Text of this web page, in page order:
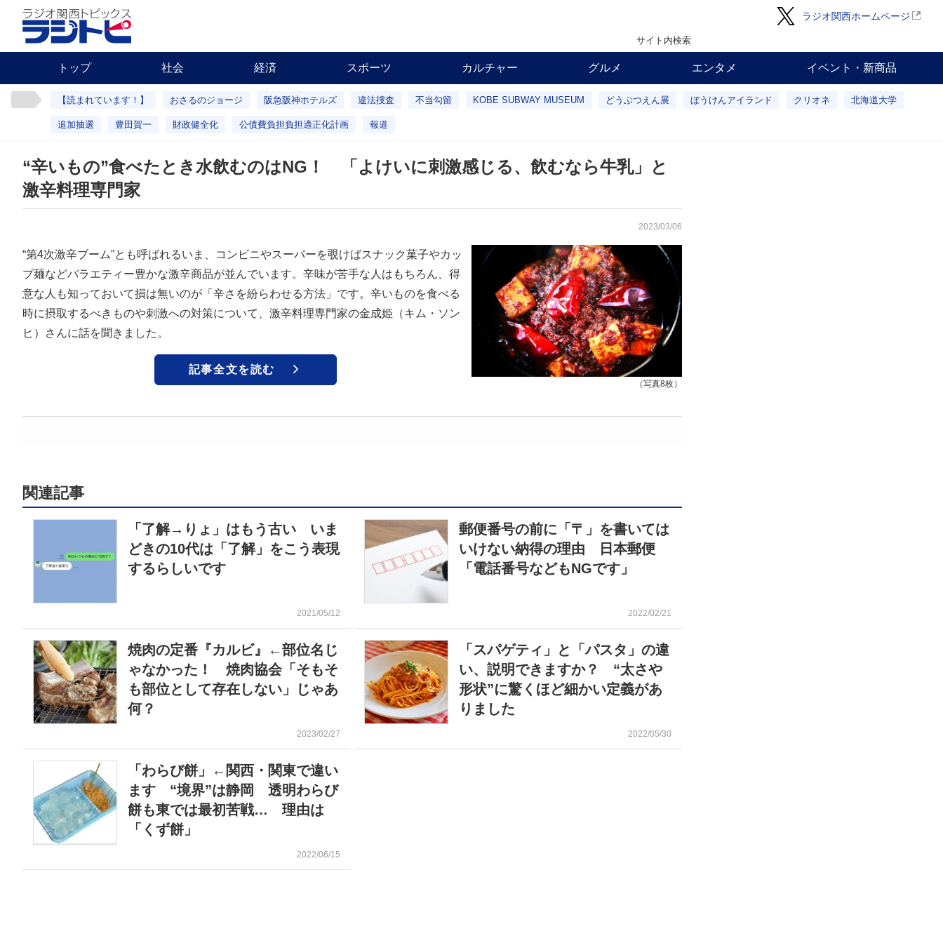
ラジオ関西ホームページ
サイト内検索
トップ 社会 経済 スポーツ カルチャー グルメ エンタメ イベント・新商品
【読まれています！】 おさるのジョージ 阪急阪神ホテルズ 違法捜査 不当勾留 KOBE SUBWAY MUSEUM どうぶつえん展 ぼうけんアイランド クリオネ 北海道大学
追加抽選 豊田賀一 財政健全化 公債費負担負担適正化計画 報道
“辛いもの”食べたとき水飲むのはNG！ 「よけいに刺激感じる、飲むなら牛乳」と
激辛料理専門家
2023/03/06
（写真8枚）
“第4次激辛ブーム”とも呼ばれるいま、コンビニやスーパーを覗けばスナック菓子やカッ
プ麺などバラエティー豊かな激辛商品が並んでいます。辛味が苦手な人はもちろん、得
意な人も知っておいて損は無いのが「辛さを紛らわせる方法」です。辛いものを食べる
時に摂取するべきものや刺激への対策について、激辛料理専門家の金成姫（キム・ソン
ヒ）さんに話を聞きました。
記事全文を読む
関連記事
「了解→りょ」はもう古い いま
どきの10代は「了解」をこう表現
するらしいです
2021/05/12
郵便番号の前に「〒」を書いては
いけない納得の理由 日本郵便
「電話番号などもNGです」
2022/02/21
焼肉の定番『カルビ』←部位名じ
ゃなかった！ 焼肉協会「そもそ
も部位として存在しない」じゃあ
何？
2023/02/27
「スパゲティ」と「パスタ」の違
い、説明できますか？ “太さや
形状”に驚くほど細かい定義があ
りました
2022/05/30
「わらび餅」←関西・関東で違い
ます “境界”は静岡 透明わらび
餅も東では最初苦戦… 理由は
「くず餅」
2022/06/15